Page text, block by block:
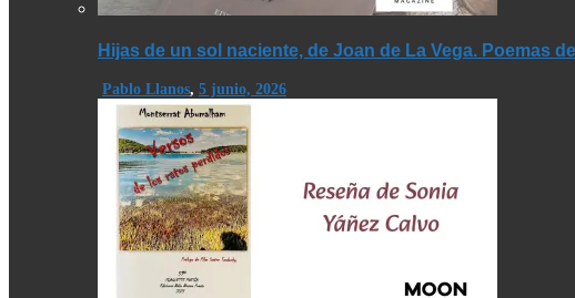
Hijas de un sol naciente, de Joan de La Vega. Poemas
Pablo Llanos, 5 junio, 2026